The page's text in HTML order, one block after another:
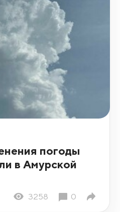
погоды
в Амурской
3258 0